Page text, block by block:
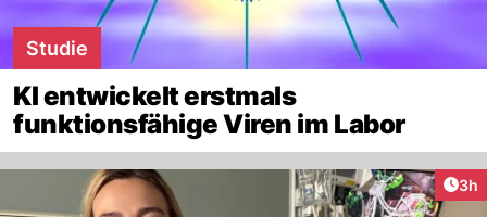
Studie
KI entwickelt erstmals
funktionsfähige Viren im Labor
3h